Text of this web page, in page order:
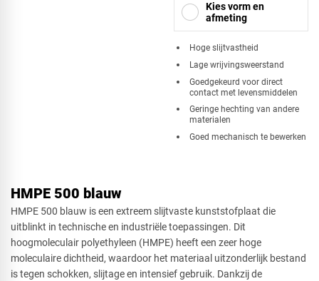
Kies vorm en
afmeting
Vierkant
Driehoek
Rechthoek
Ovaal
Hoge slijtvastheid
Lage wrijvingsweerstand
Goedgekeurd voor direct
contact met levensmiddelen
Geringe hechting van andere
materialen
Goed mechanisch te bewerken
HMPE 500 blauw
HMPE 500 blauw is een extreem slijtvaste kunststofplaat die
uitblinkt in technische en industriële toepassingen. Dit
hoogmoleculair polyethyleen (HMPE) heeft een zeer hoge
moleculaire dichtheid, waardoor het materiaal uitzonderlijk bestand
is tegen schokken, slijtage en intensief gebruik. Dankzij de